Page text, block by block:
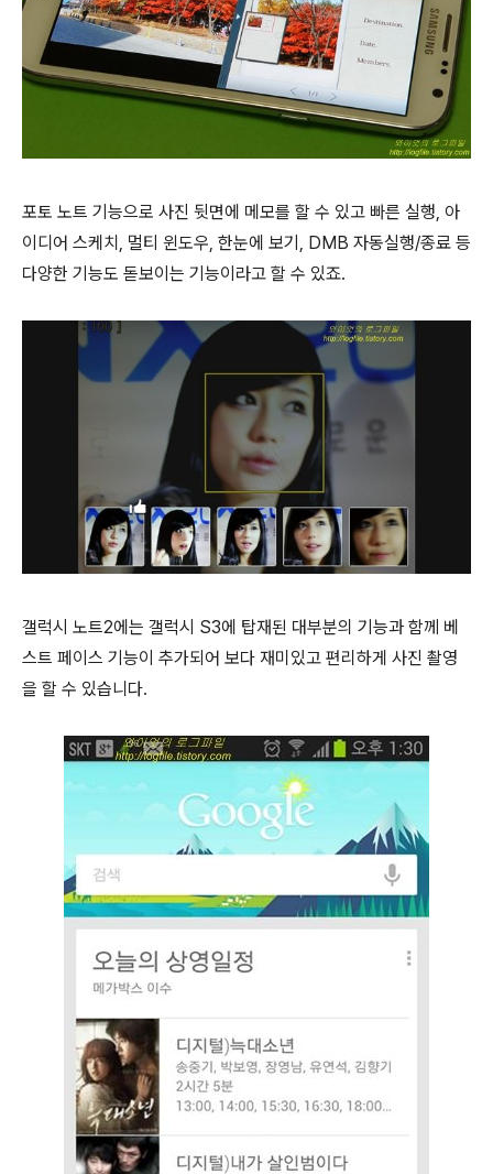
포토 노트 기능으로 사진 뒷면에 메모를 할 수 있고 빠른 실행, 아
이디어 스케치, 멀티 윈도우, 한눈에 보기, DMB 자동실행/종료 등
다양한 기능도 돋보이는 기능이라고 할 수 있죠.
갤럭시 노트2에는 갤럭시 S3에 탑재된 대부분의 기능과 함께 베
스트 페이스 기능이 추가되어 보다 재미있고 편리하게 사진 촬영
을 할 수 있습니다.